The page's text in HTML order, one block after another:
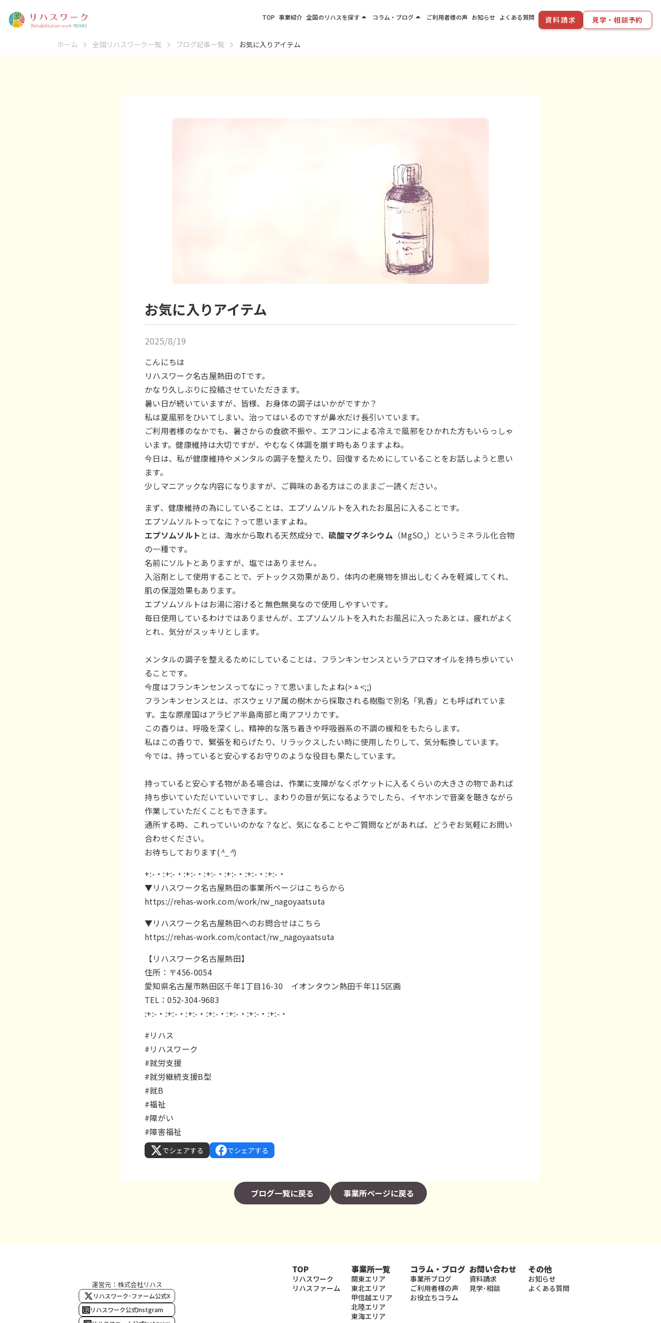
ホーム 全国リハスワーク一覧 ブログ記事一覧 お気に入りアイテム
お気に入りアイテム
2025/8/19
こんにちは
リハスワーク名古屋熱田のTです。
かなり久しぶりに投稿させていただきます。
暑い日が続いていますが、皆様、お身体の調子はいかがですか？
私は夏風邪をひいてしまい、治ってはいるのですが鼻水だけ長引いています。
ご利用者様のなかでも、暑さからの食欲不振や、エアコンによる冷えで風邪をひかれた方もいらっしゃ
います。健康維持は大切ですが、やむなく体調を崩す時もありますよね。
今日は、私が健康維持やメンタルの調子を整えたり、回復するためにしていることをお話しようと思い
ます。
少しマニアックな内容になりますが、ご興味のある方はこのままご一読ください。
まず、健康維持の為にしていることは、エプソムソルトを入れたお風呂に入ることです。
エプソムソルトってなに？って思いますよね。
エプソムソルト とは、海水から取れる天然成分で、硫酸マグネシウム （MgSO₄）というミネラル化合物
の一種です。
名前にソルトとありますが、塩ではありません。
入浴剤として使用することで、デトックス効果があり、体内の老廃物を排出しむくみを軽減してくれ、
肌の保湿効果もあります。
エプソムソルトはお湯に溶けると無色無臭なので使用しやすいです。
毎日使用しているわけではありませんが、エプソムソルトを入れたお風呂に入ったあとは、疲れがよく
とれ、気分がスッキリとします。
メンタルの調子を整えるためにしていることは、フランキンセンスというアロマオイルを持ち歩いてい
ることです。
今度はフランキンセンスってなにっ？て思いましたよね(>ㅿ<;;)
フランキンセンスとは、ボスウェリア属の樹木から採取される樹脂で別名「乳香」とも呼ばれていま
す。主な原産国はアラビア半島南部と南アフリカです。
この香りは、呼吸を深くし、精神的な落ち着きや呼吸器系の不調の緩和をもたらします。
私はこの香りで、緊張を和らげたり、リラックスしたい時に使用したりして、気分転換しています。
今では、持っていると安心するお守りのような役目も果たしています。
持っていると安心する物がある場合は、作業に支障がなくポケットに入るくらいの大きさの物であれば
持ち歩いていただいていいですし、まわりの音が気になるようでしたら、イヤホンで音楽を聴きながら
作業していただくこともできます。
通所する時、これっていいのかな？など、気になることやご質問などがあれば、どうぞお気軽にお問い
合わせください。
お待ちしております(^_^)
+:-・:+:-・:+:-・:+:-・:+:-・:+:-・:+:-・
▼リハスワーク名古屋熱田の事業所ページはこちらから
https://rehas-work.com/work/rw_nagoyaatsuta
▼リハスワーク名古屋熱田へのお問合せはこちら
https://rehas-work.com/contact/rw_nagoyaatsuta
【リハスワーク名古屋熱田】
住所：〒456-0054
愛知県名古屋市熱田区千年1丁目16-30 イオンタウン熱田千年115区画
TEL：052-304-9683
:+:-・:+:-・:+:-・:+:-・:+:-・:+:-・:+:-・
#リハス
#リハスワーク
#就労支援
#就労継続支援B型
#就B
#福祉
#障がい
#障害福祉
でシェアする でシェアする
ブログ一覧に戻る 事業所ページに戻る
TOP 事業紹介 全国のリハスを探すarrow_drop_up コラム・ブログarrow_drop_up ご利用者様の声 お知らせ よくある質問 資料請求 見学・相談予約
運営元：株式会社リハス
リハスワーク･ファーム公式X
リハスワーク公式Instgram
TOP
リハスワーク
リハスファーム
事業所一覧
関東エリア
東北エリア
甲信越エリア
北陸エリア
東海エリア
コラム・ブログ
事業所ブログ
ご利用者様の声
お役立ちコラム
お問い合わせ
資料請求
見学･相談
その他
お知らせ
よくある質問